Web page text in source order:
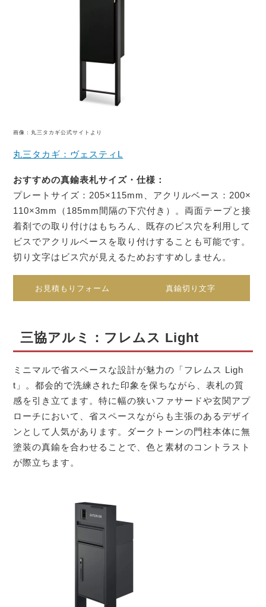
画像：丸三タカギ公式サイトより
丸三タカギ：ヴェスティL
おすすめの真鍮表札サイズ・仕様：
プレートサイズ：205×115mm、アクリルベース：200×
110×3mm（185mm間隔の下穴付き）。両面テープと接
着剤での取り付けはもちろん、既存のビス穴を利用して
ビスでアクリルベースを取り付けすることも可能です。
切り文字はビス穴が見えるためおすすめしません。
お見積もりフォーム 真鍮切り文字
三協アルミ：フレムス Light
ミニマルで省スペースな設計が魅力の「フレムス Ligh
t」。都会的で洗練された印象を保ちながら、表札の質
感を引き立てます。特に幅の狭いファサードや玄関アプ
ローチにおいて、省スペースながらも主張のあるデザイ
ンとして人気があります。ダークトーンの門柱本体に無
塗装の真鍮を合わせることで、色と素材のコントラスト
が際立ちます。